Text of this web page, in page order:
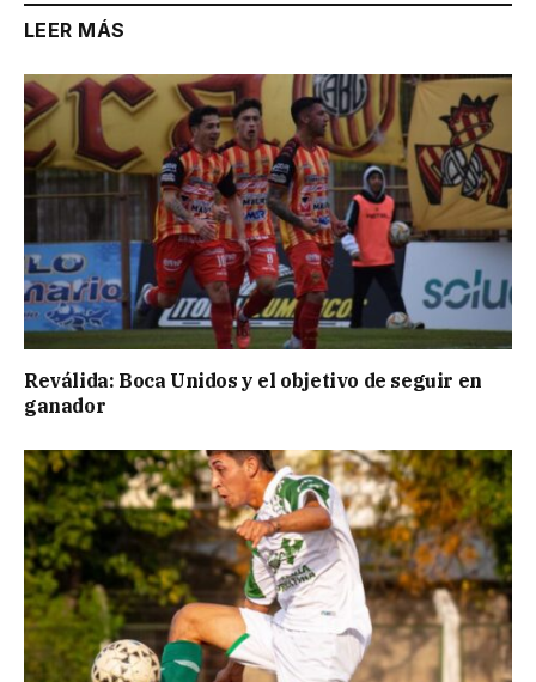
LEER MÁS
Reválida: Boca Unidos y el objetivo de seguir en
ganador